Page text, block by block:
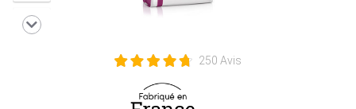
250 Avis